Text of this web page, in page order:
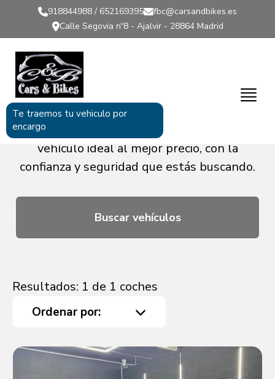
918844988 / 652169395
fbc@carsandbikes.es
Calle Segovia nº8 - Ajalvir - 28864 Madrid
Te traemos tu vehiculo por
encargo
COCHES DE OCASIÓN
Amplia selección de coches de ocasión
revisados y garantizados. Encuentra el
vehículo ideal al mejor precio, con la
confianza y seguridad que estás buscando.
Buscar vehículos
Resultados: 1 de 1 coches
Ordenar por: